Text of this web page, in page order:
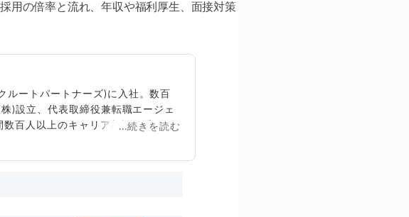
用の倍率と流れ、年収や福利厚生、面接対策
ルートパートナーズ)に入社。数百
)設立、代表取締役兼転職エージェ
百人以上のキャリア相談に乗る。
...続きを読む